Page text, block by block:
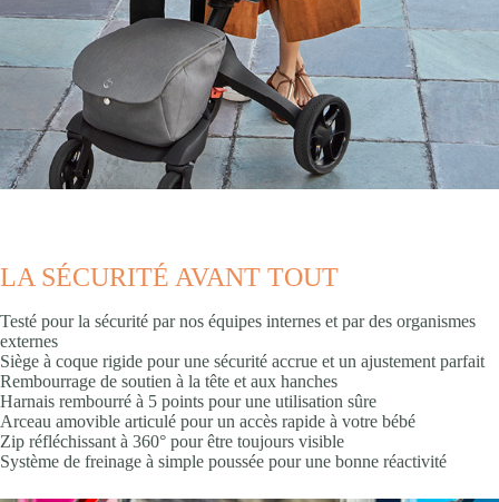
LA SÉCURITÉ AVANT TOUT
Testé pour la sécurité par nos équipes internes et par des organismes
externes
Siège à coque rigide pour une sécurité accrue et un ajustement parfait ​
Rembourrage de soutien à la tête et aux hanches
Harnais rembourré à 5 points pour une utilisation sûre ​
Arceau amovible articulé pour un accès rapide à votre bébé
Zip réfléchissant à 360° pour être toujours visible​
Système de freinage à simple poussée pour une bonne réactivité​